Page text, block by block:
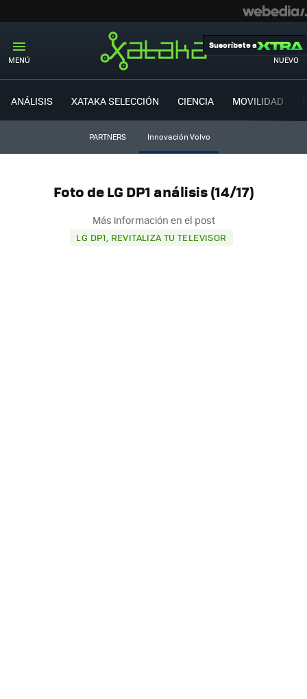
MENÚ NUEVO
Suscríbete a
ANÁLISIS XATAKA SELECCIÓN CIENCIA MOVILIDAD
PARTNERS Innovación Volvo
Foto de LG DP1 análisis (14/17)
Más información en el post
LG DP1, REVITALIZA TU TELEVISOR